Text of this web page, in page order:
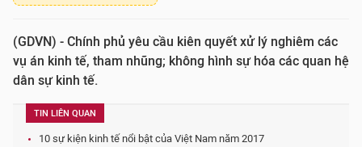
(GDVN) - Chính phủ yêu cầu kiên quyết xử lý nghiêm các
vụ án kinh tế, tham nhũng; không hình sự hóa các quan hệ
dân sự kinh tế.
TIN LIÊN QUAN
10 sự kiện kinh tế nổi bật của Việt Nam năm 2017